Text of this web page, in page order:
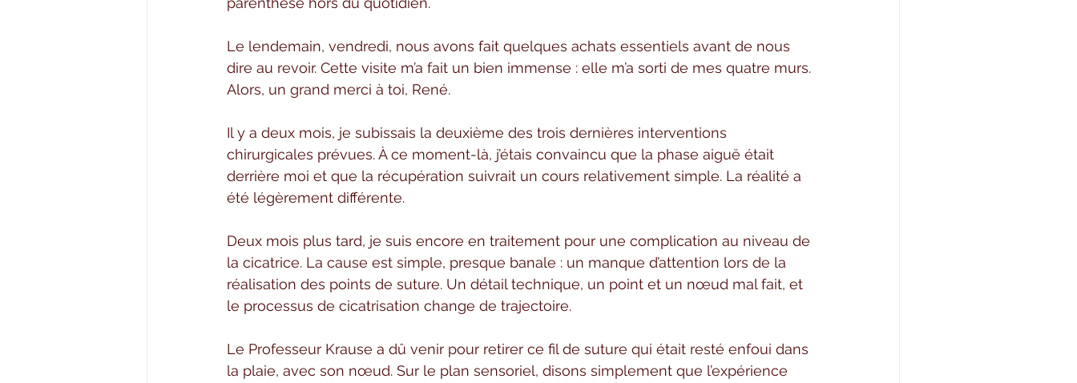
Le lendemain, vendredi, nous avons fait quelques achats essentiels avant de nous
dire au revoir. Cette visite m’a fait un bien immense : elle m’a sorti de mes quatre murs.
Alors, un grand merci à toi, René.
Il y a deux mois, je subissais la deuxième des trois dernières interventions
chirurgicales prévues. À ce moment-là, j’étais convaincu que la phase aiguë était
derrière moi et que la récupération suivrait un cours relativement simple. La réalité a
été légèrement différente.
Deux mois plus tard, je suis encore en traitement pour une complication au niveau de
la cicatrice. La cause est simple, presque banale : un manque d’attention lors de la
réalisation des points de suture. Un détail technique, un point et un nœud mal fait, et
le processus de cicatrisation change de trajectoire.
Le Professeur Krause a dû venir pour retirer ce fil de suture qui était resté enfoui dans
la plaie, avec son nœud. Sur le plan sensoriel, disons simplement que l’expérience